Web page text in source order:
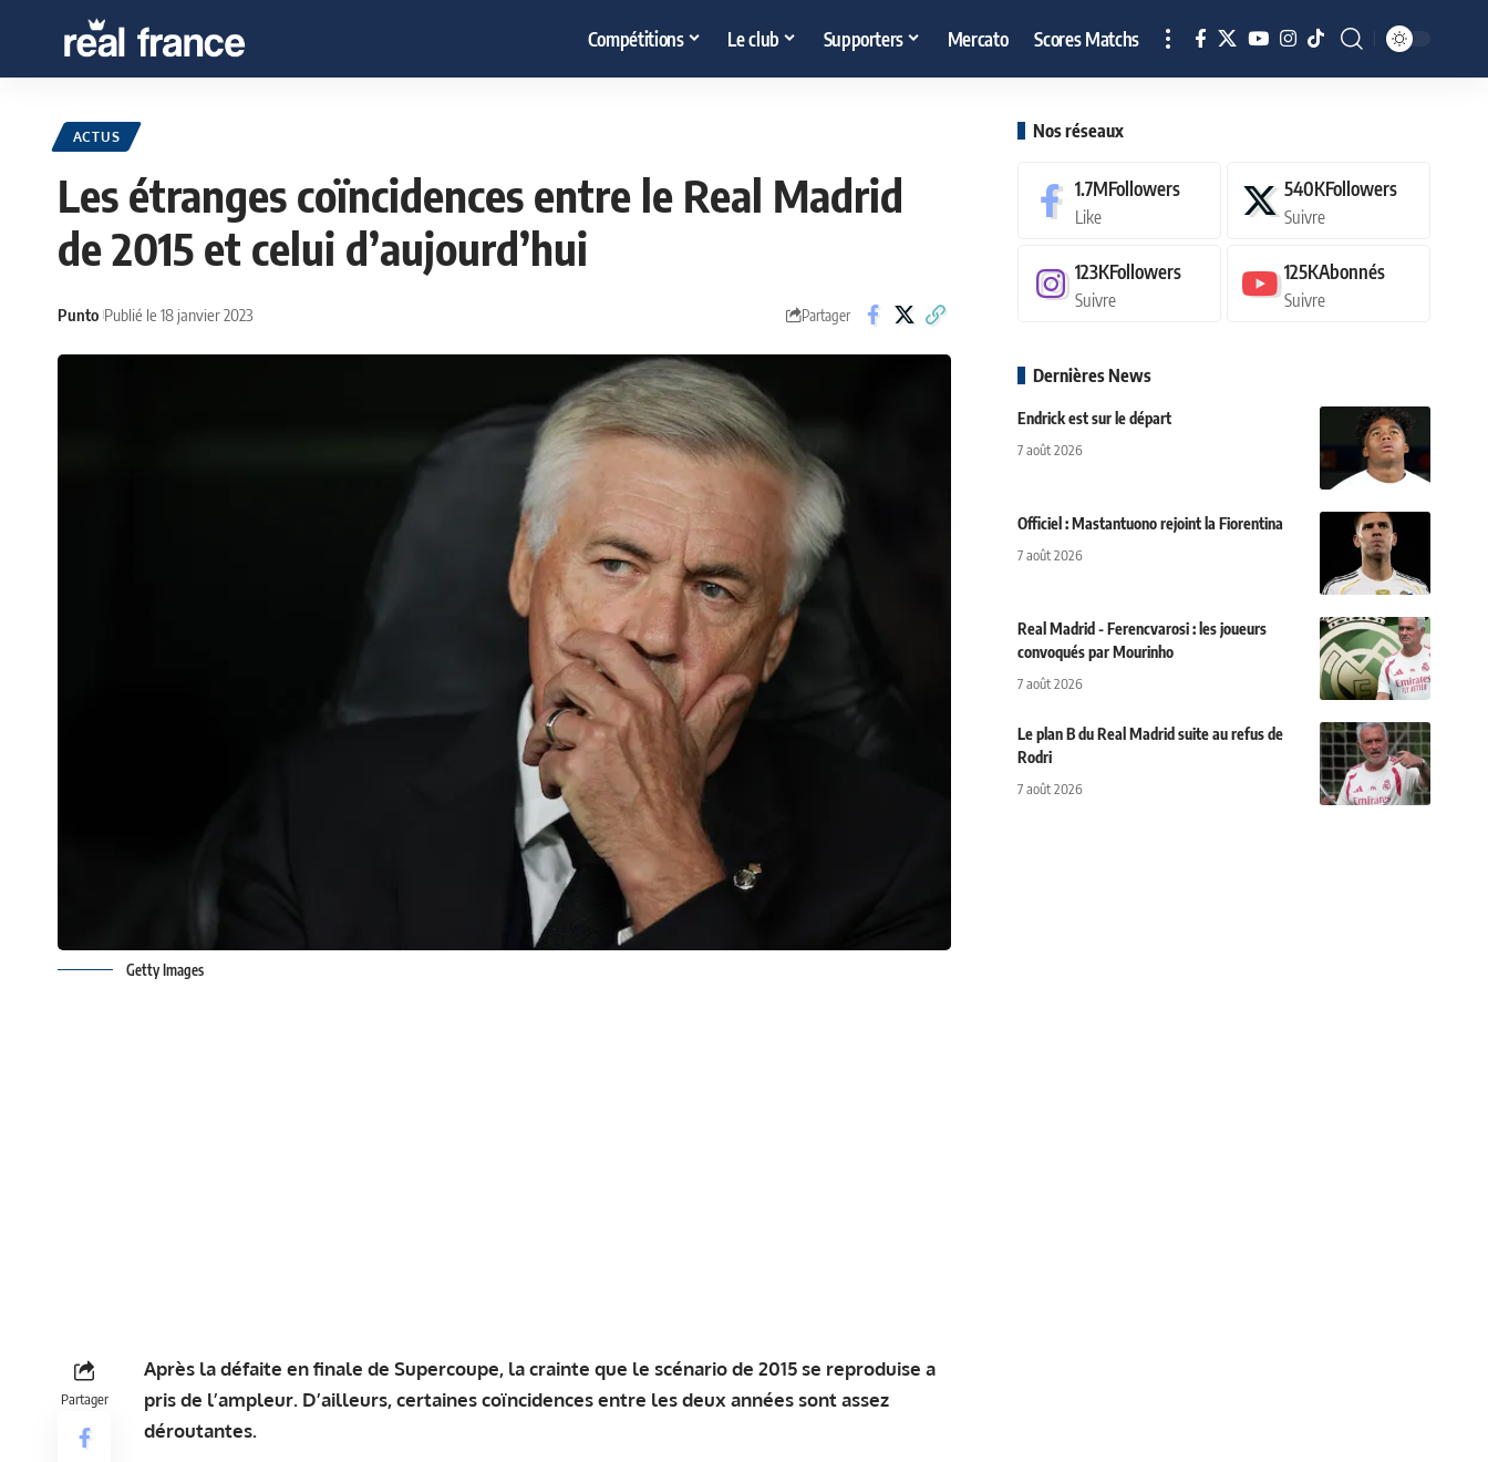
Compétitions Le club Supporters Mercato Scores Matchs
ACTUS
Les étranges coïncidences entre le Real Madrid
de 2015 et celui d’aujourd’hui
Punto Publié le 18 janvier 2023 Partager
Getty Images
Partager
Après la défaite en finale de Supercoupe, la crainte que le scénario de 2015 se reproduise a
pris de l’ampleur. D’ailleurs, certaines coïncidences entre les deux années sont assez
déroutantes.
Nos réseaux
1.7MFollowers
Like
540KFollowers
Suivre
123KFollowers
Suivre
125KAbonnés
Suivre
Dernières News
Endrick est sur le départ
7 août 2026
Officiel : Mastantuono rejoint la Fiorentina
7 août 2026
Real Madrid - Ferencvarosi : les joueurs
convoqués par Mourinho
7 août 2026
Le plan B du Real Madrid suite au refus de
Rodri
7 août 2026